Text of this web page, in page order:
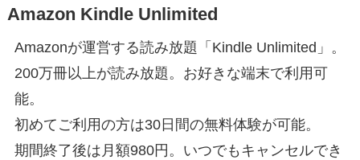
Amazon Kindle Unlimited
Amazonが運営する読み放題「Kindle Unlimited」。
200万冊以上が読み放題。お好きな端末で利用可
能。
初めてご利用の方は30日間の無料体験が可能。
期間終了後は月額980円。いつでもキャンセルでき